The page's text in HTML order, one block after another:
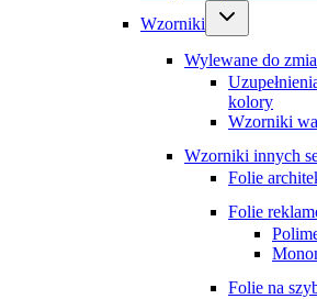
Wzorniki
Wylewane do
kolory
Wzorniki
Wzorniki innych
Folie
Folie
Folie na